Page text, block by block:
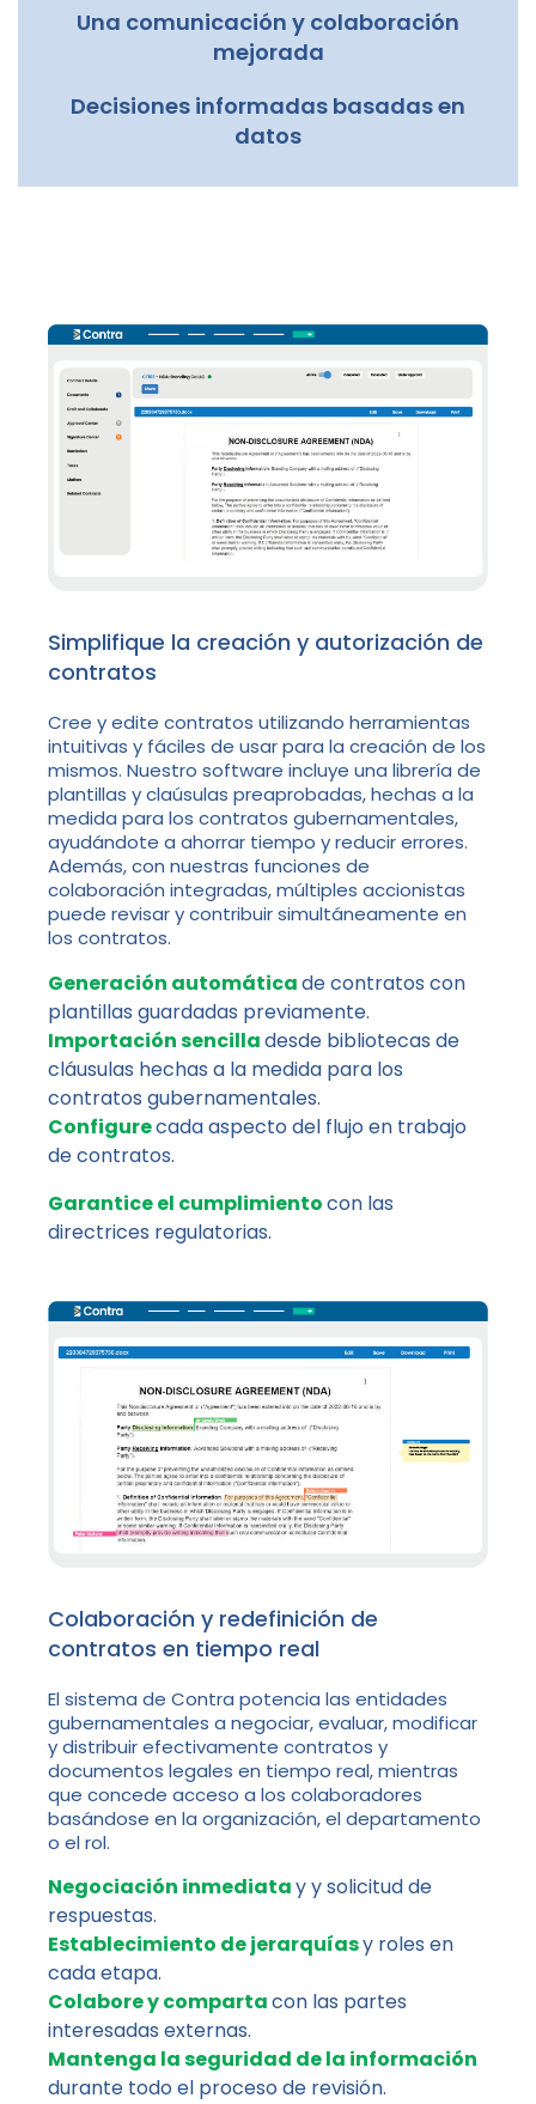
Una comunicación y colaboración
mejorada
Decisiones informadas basadas en
datos
Simplifique la creación y autorización de
contratos
Cree y edite contratos utilizando herramientas
intuitivas y fáciles de usar para la creación de los
mismos. Nuestro software incluye una librería de
plantillas y claúsulas preaprobadas, hechas a la
medida para los contratos gubernamentales,
ayudándote a ahorrar tiempo y reducir errores.
Además, con nuestras funciones de
colaboración integradas, múltiples accionistas
puede revisar y contribuir simultáneamente en
los contratos.
Generación automáticade contratos con
plantillas guardadas previamente.
Importación sencilladesde bibliotecas de
cláusulas hechas a la medida para los
contratos gubernamentales.
Configurecada aspecto del flujo en trabajo
de contratos.
Garantice el cumplimientocon las
directrices regulatorias.
Colaboración y redefinición de
contratos en tiempo real
El sistema de Contra potencia las entidades
gubernamentales a negociar, evaluar, modificar
y distribuir efectivamente contratos y
documentos legales en tiempo real, mientras
que concede acceso a los colaboradores
basándose en la organización, el departamento
o el rol.
Negociación inmediatay y solicitud de
respuestas.
Establecimiento de jerarquíasy roles en
cada etapa.
Colabore y compartacon las partes
interesadas externas.
Mantenga la seguridad de la información
durante todo el proceso de revisión.